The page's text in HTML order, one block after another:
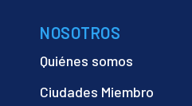
NOSOTROS
Quiénes somos
Ciudades Miembro